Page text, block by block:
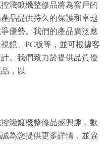
濺鍍機整修品將為客戶的
品提供持久的保護和卓越
優勢。我們的產品廣泛應
鏡、PC板等，並可根據客
。我們致力於提供品質優
，以
濺鍍機整修品感興趣，歡
為您提供更多詳情，並協